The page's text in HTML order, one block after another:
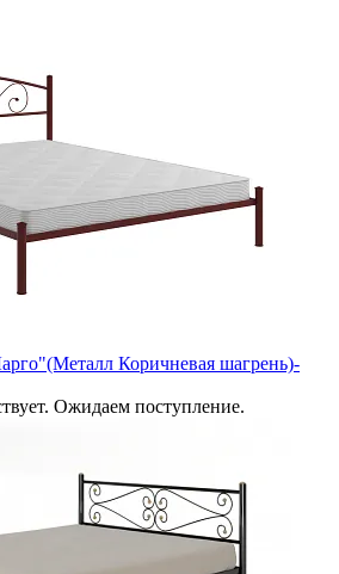
Коричневая шагрень)-
Ожидаем поступление.